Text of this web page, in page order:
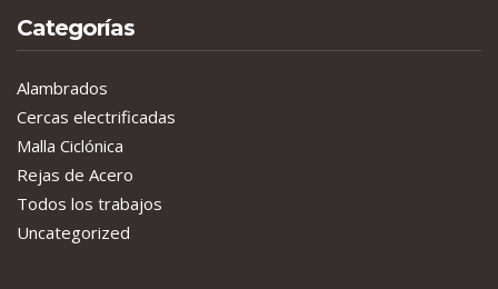
Categorías
Alambrados
Cercas electrificadas
Malla Ciclónica
Rejas de Acero
Todos los trabajos
Uncategorized